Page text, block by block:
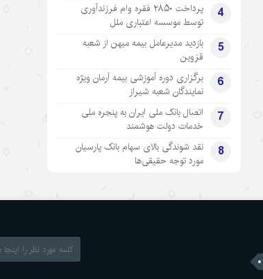
4
پرداخت ۲۸۵۰ فقره وام فرزندآوری
توسط موسسه اعتباری ملل
5
بازدید مدیرعامل بیمه میهن از شعبه
قزوین
6
برگزاری دوره آموزشی بیمه آرمان ویژه
نمایندگان شعبه شیراز
7
اتصال بانک ملی ایران به پنجره ملی
خدمات دولت هوشمند
8
نقد شوندگی بالای سهام بانک پارسیان
مورد توجه حقیقی‌ها